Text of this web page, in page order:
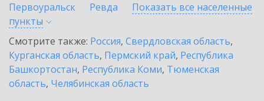
Первоуральск
Ревда
Показать все населенные
пункты
Смотрите также: Россия, Свердловская область,
Курганская область, Пермский край, Республика
Башкортостан, Республика Коми, Тюменская
область, Челябинская область